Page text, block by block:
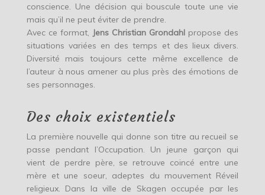
conscience. Une décision qui bouscule toute une vie
mais qu’il ne peut éviter de prendre.
Avec ce format, Jens Christian Grondahl propose des
situations variées en des temps et des lieux divers.
Diversité mais toujours cette même excellence de
l’auteur à nous amener au plus près des émotions de
ses personnages.
Des choix existentiels
La première nouvelle qui donne son titre au recueil se
passe pendant l’Occupation. Un jeune garçon qui
vient de perdre père, se retrouve coincé entre une
mère et une soeur, adeptes du mouvement Réveil
religieux. Dans la ville de Skagen occupée par les